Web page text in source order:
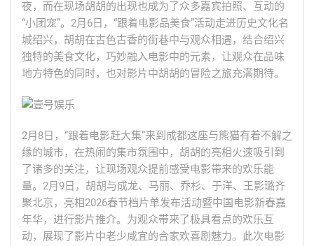
夜，而在现场胡胡的出现也成为了众多嘉宾拍照、互动的
“小团宠”。2月6日，“跟着电影品美食”活动走进历史文化名
城绍兴，胡胡在古色古香的街巷中与观众相遇，结合绍兴
独特的美食文化，巧妙融入电影中的元素，让观众在品味
地方特色的同时，也对影片中胡胡的冒险之旅充满期待。
2月8日，“跟着电影赶大集”来到成都这座与熊猫有着不解之
缘的城市，在热闹的集市氛围中，胡胡的亮相火速吸引到
了诸多的关注，让现场观众提前感受电影带来的欢乐能
量。2月9日，胡胡与成龙、马丽、乔杉、于洋、王影璐齐
聚北京，亮相2026春节档片单发布活动暨中国电影新春嘉
年华，进行影片推介。为观众带来了极具看点的欢乐互
动，展现了影片中老少咸宜的合家欢喜剧魅力。此次电影